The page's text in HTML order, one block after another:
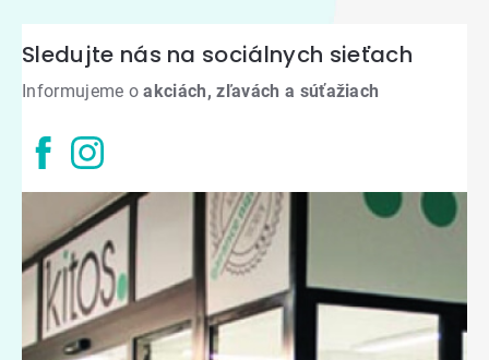
Sledujte nás na sociálnych sieťach
Informujeme oakciách, zľavách a súťažiach